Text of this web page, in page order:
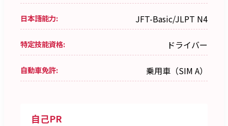
日本語能力: JFT-Basic/JLPT N4
特定技能資格: ドライバー
自動車免許: 乗用車（SIM A）
自己PR